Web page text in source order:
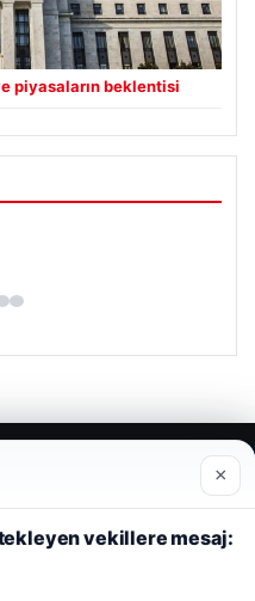
piyasaların beklentisi
iyi anlayabilmek,
amacıyla çerezler
×
vekillere mesaj:
|lemagrup.com.tr